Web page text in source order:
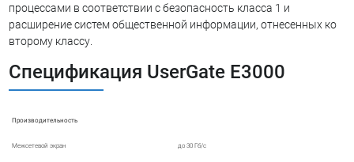
процессами в соответствии с безопасность класса 1 и
расширение систем общественной информации, отнесенных ко
второму классу.
Спецификация UserGate E3000
Производительность
Межсетевой экран до 30 Гб/c